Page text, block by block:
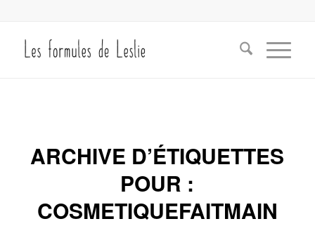
ARCHIVE D’ÉTIQUETTES
POUR :
COSMETIQUEFAITMAIN